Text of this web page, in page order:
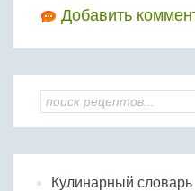
Добавить
Кулинарный словарь